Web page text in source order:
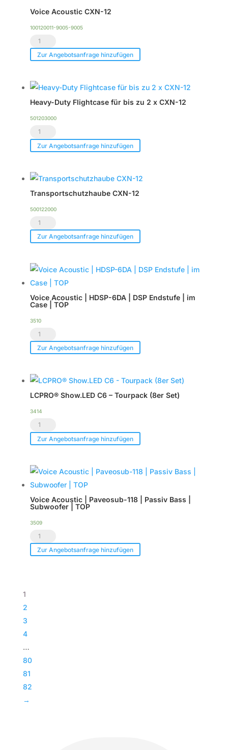
Voice Acoustic CXN-12
100120011-9005-9005
Voice
Acoustic
12
Menge
Zur Angebotsanfrage hinzufügen
Heavy-Duty Flightcase für bis zu 2 x CXN-12
501203000
Heavy-
Duty
für
bis
zu
2
CXN-
Menge
Zur Angebotsanfrage hinzufügen
Transportschutzhaube CXN-12
500122000
Transportschutzhaube
CXN-
Menge
Zur Angebotsanfrage hinzufügen
Voice Acoustic | HDSP-6DA | DSP Endstufe | im
Case | TOP
3510
Voice
Acoustic
HDSP-
6DA
|
DSP
Endstufe
Case
Menge
Zur Angebotsanfrage hinzufügen
LCPRO® Show.LED C6 – Tourpack (8er Set)
3414
LCPRO®
Show.LED
-
Tourpack
(8er
Set)
Zur Angebotsanfrage hinzufügen
Voice Acoustic | Paveosub-118 | Passiv Bass |
Subwoofer | TOP
3509
Voice
Acoustic
Zur Angebotsanfrage hinzufügen
1
2
3
4
…
80
81
82
→